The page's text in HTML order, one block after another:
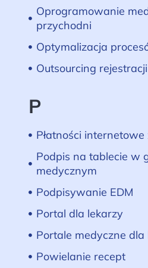
Oprogramowanie
przychodni
Optymalizacja
Outsourcing
P
Płatności
Podpis na tablecie w
medycznym
Podpisywanie EDM
Portal dla lekarzy
Portale medyczne dla
Powielanie recept